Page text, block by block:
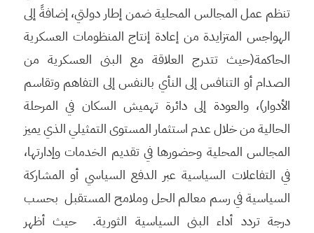
تنظم عمل المجالس المحلية ضمن إطار دولتي، إضافةً إلى
الهواجس المتزايدة من إعادة إنتاج المنظومات العسكرية
الحاكمة(حيث تتدرج العلاقة مع البنى العسكرية من
الصدام أو التنافس إلى النأي بالنفس إلى التفاهم وتقاسم
الأدوار)، والعودة إلى دائرة تهميش السكان في المرحلة
الحالية من خلال عدم استثمار المستوى التمثيلي الذي يميز
المجالس المحلية وحضورها في تقديم الخدمات وإدارتها،
في التفاعلات السياسية عبر الدفع السياسي أو المشاركة
السياسية في رسم معالم الحل وملامح المستقبل بحسب
درجة تردد أداء البنى السياسية الثورية. حيث أظهر